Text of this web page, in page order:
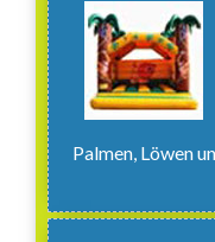
Palmen, Löwen